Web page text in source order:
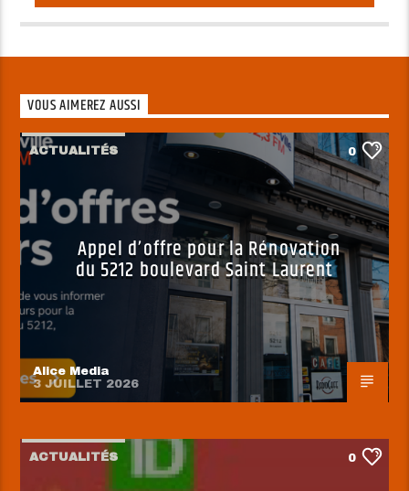
VOUS AIMEREZ AUSSI
ACTUALITÉS 0
Appel d’offre pour la Rénovation
du 5212 boulevard Saint Laurent
Alice Media
3 JUILLET 2026
ACTUALITÉS 0